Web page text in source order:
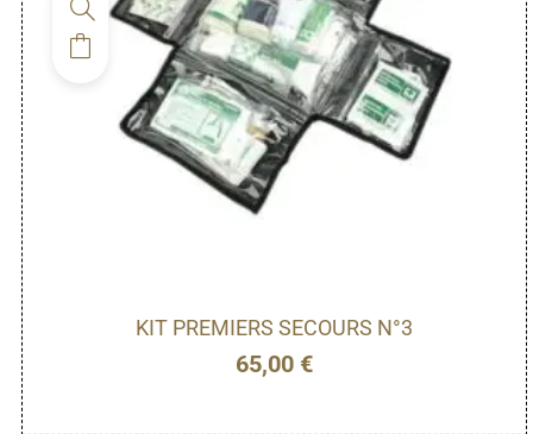
KIT PREMIERS SECOURS N°3
65,00 €